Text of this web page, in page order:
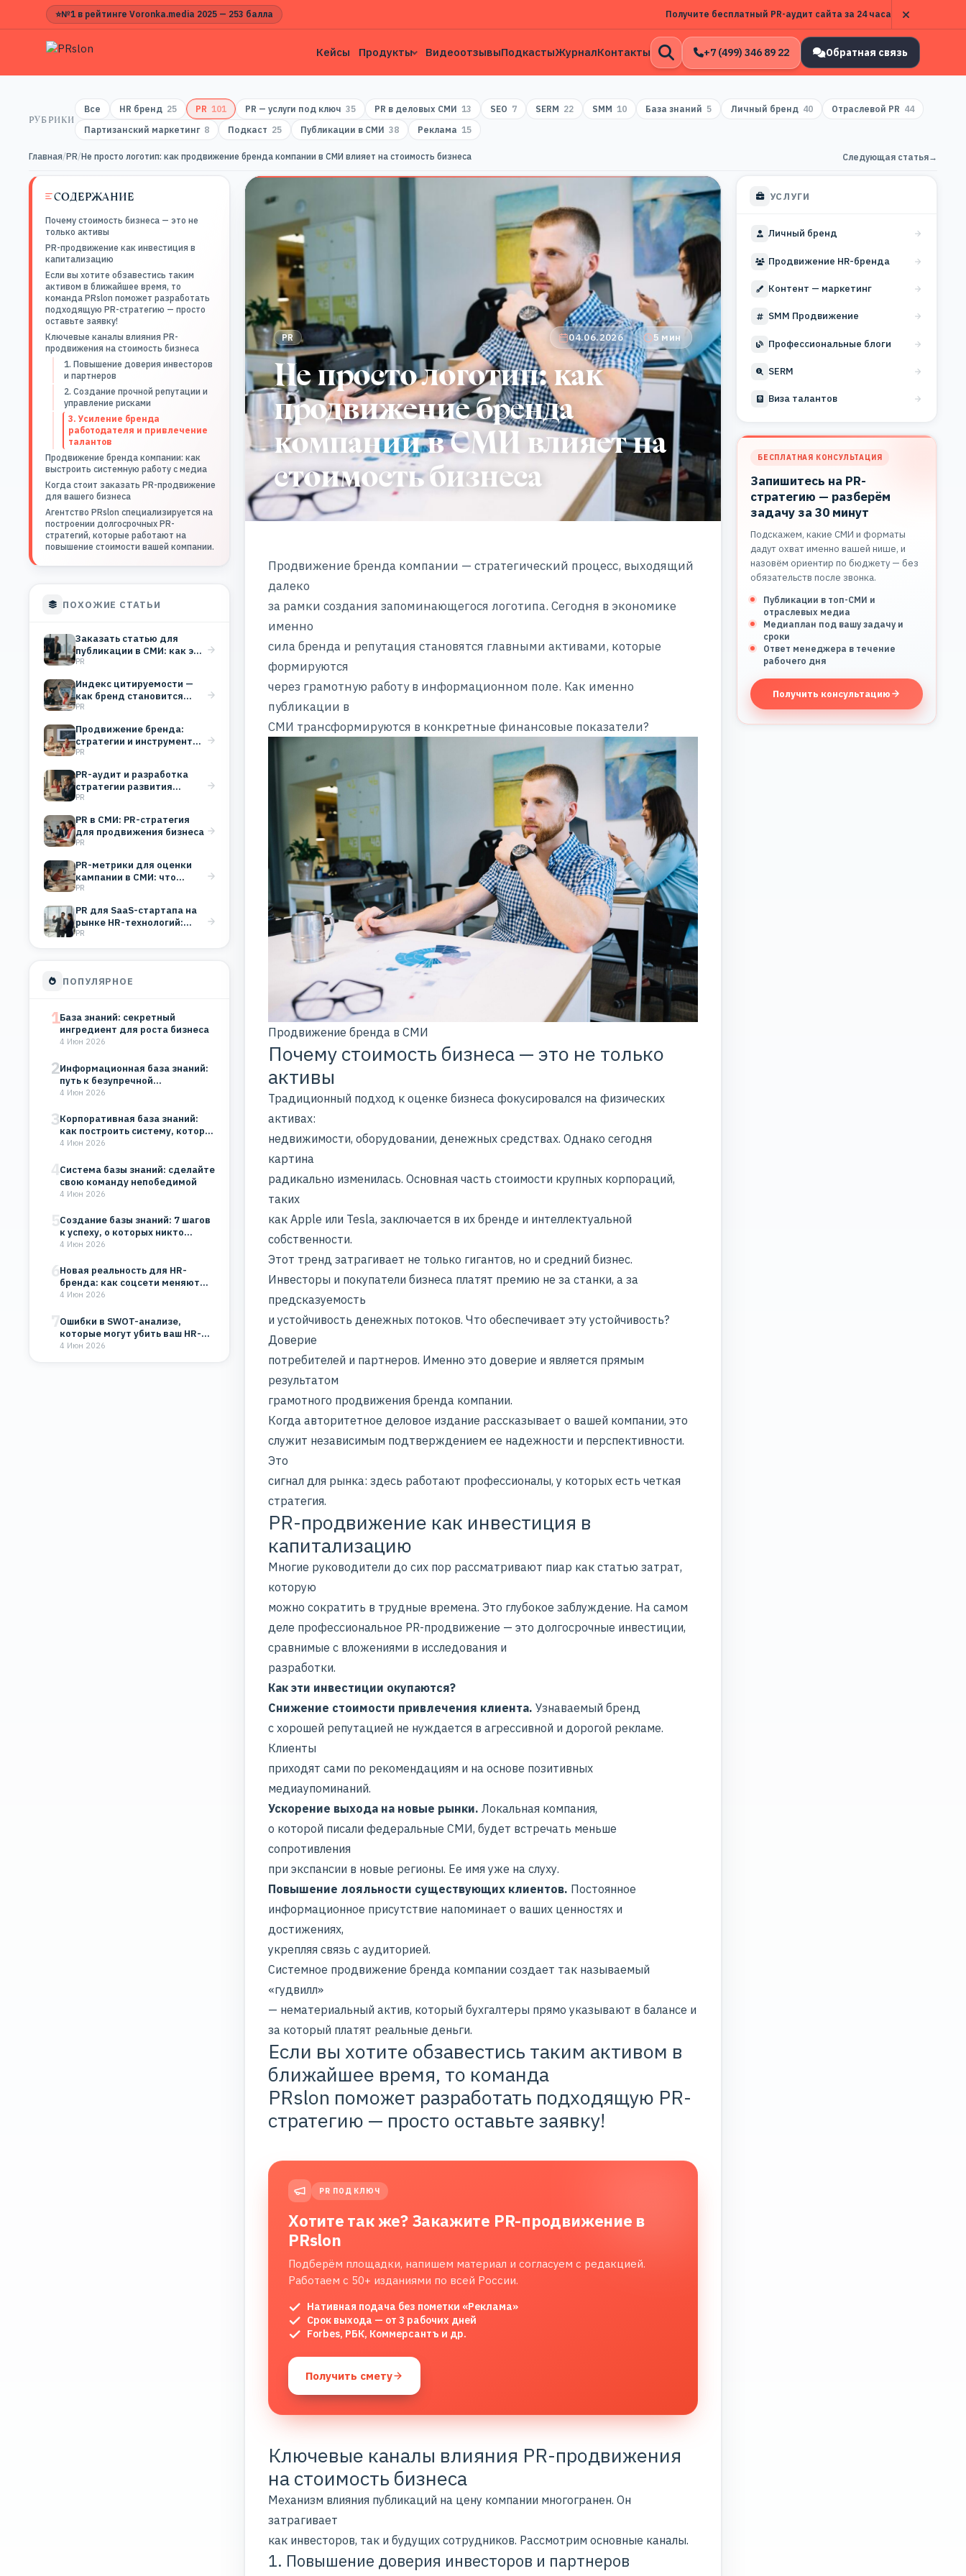
⭐№1 в рейтинге Voronka.media 2025 — 253 балла Получите бесплатный PR-аудит сайта за 24 часа
Кейсы Продукты ВидеоотзывыПодкастыЖурналКонтакты
Открыть
поиск
+7 (499) 346 89 22 Обратная связь
РУБРИКИ
Все HR бренд 25 PR 101 PR — услуги под ключ 35 PR в деловых СМИ 13 SEO 7 SERM 22 SMM 10 База знаний 5 Личный бренд 40 Отраслевой PR 44
Партизанский маркетинг 8 Подкаст 25 Публикации в СМИ 38 Реклама 15
Главная/PR/Не просто логотип: как продвижение бренда компании в СМИ влияет на стоимость бизнеса Следующая статья→
СОДЕРЖАНИЕ
Почему стоимость бизнеса — это не
только активы
PR-продвижение как инвестиция в
капитализацию
Если вы хотите обзавестись таким
активом в ближайшее время, то
команда PRslon поможет разработать
подходящую PR-стратегию — просто
оставьте заявку!
Ключевые каналы влияния PR-
продвижения на стоимость бизнеса
1. Повышение доверия инвесторов
и партнеров
2. Создание прочной репутации и
управление рисками
3. Усиление бренда
работодателя и привлечение
талантов
Продвижение бренда компании: как
выстроить системную работу с медиа
Когда стоит заказать PR-продвижение
для вашего бизнеса
Агентство PRslon специализируется на
построении долгосрочных PR-
стратегий, которые работают на
повышение стоимости вашей компании.
ПОХОЖИЕ СТАТЬИ
Заказать статью для
публикации в СМИ: как это
работает и…
PR
Индекс цитируемости —
как бренд становится
голосом, который
PR
Продвижение бренда:
стратегии и инструменты
для любой отрасли
PR
PR-аудит и разработка
стратегии развития
бизнеса
PR
PR в СМИ: PR-стратегия
для продвижения бизнеса
PR
PR-метрики для оценки
кампании в СМИ: что
измерять и зачем
PR
PR для SaaS-стартапа на
рынке HR-технологий:
стратегия формирования
PR
ПОПУЛЯРНОЕ
1База знаний: секретный
ингредиент для роста бизнеса
4 Июн 2026
2Информационная база знаний:
путь к безупречной
организации
4 Июн 2026
3Корпоративная база знаний:
как построить систему, которая
будет работать на…
4 Июн 2026
4Система базы знаний: сделайте
свою команду непобедимой
4 Июн 2026
5Создание базы знаний: 7 шагов
к успеху, о которых никто…
4 Июн 2026
6Новая реальность для HR-
бренда: как соцсети меняют
восприятие компании
4 Июн 2026
7Ошибки в SWOT-анализе,
которые могут убить ваш HR-
бренд и бизнес
4 Июн 2026
PR 04.06.2026 5 мин
Не просто логотип: как
продвижение бренда
компании в СМИ влияет на
стоимость бизнеса
Продвижение бренда компании — стратегический процесс, выходящий
далеко
за рамки создания запоминающегося логотипа. Сегодня в экономике
именно
сила бренда и репутация становятся главными активами, которые
формируются
через грамотную работу в информационном поле. Как именно
публикации в
СМИ трансформируются в конкретные финансовые показатели?
Продвижение бренда в СМИ
Почему стоимость бизнеса — это не только
активы
Традиционный подход к оценке бизнеса фокусировался на физических
активах:
недвижимости, оборудовании, денежных средствах. Однако сегодня
картина
радикально изменилась. Основная часть стоимости крупных корпораций,
таких
как Apple или Tesla, заключается в их бренде и интеллектуальной
собственности.
Этот тренд затрагивает не только гигантов, но и средний бизнес.
Инвесторы и покупатели бизнеса платят премию не за станки, а за
предсказуемость
и устойчивость денежных потоков. Что обеспечивает эту устойчивость?
Доверие
потребителей и партнеров. Именно это доверие и является прямым
результатом
грамотного продвижения бренда компании.
Когда авторитетное деловое издание рассказывает о вашей компании, это
служит независимым подтверждением ее надежности и перспективности.
Это
сигнал для рынка: здесь работают профессионалы, у которых есть четкая
стратегия.
PR-продвижение как инвестиция в
капитализацию
Многие руководители до сих пор рассматривают пиар как статью затрат,
которую
можно сократить в трудные времена. Это глубокое заблуждение. На самом
деле профессиональное PR-продвижение — это долгосрочные инвестиции,
сравнимые с вложениями в исследования и
разработки.
Как эти инвестиции окупаются?
Снижение стоимости привлечения клиента. Узнаваемый бренд
с хорошей репутацией не нуждается в агрессивной и дорогой рекламе.
Клиенты
приходят сами по рекомендациям и на основе позитивных
медиаупоминаний.
Ускорение выхода на новые рынки. Локальная компания,
о которой писали федеральные СМИ, будет встречать меньше
сопротивления
при экспансии в новые регионы. Ее имя уже на слуху.
Повышение лояльности существующих клиентов. Постоянное
информационное присутствие напоминает о ваших ценностях и
достижениях,
укрепляя связь с аудиторией.
Системное продвижение бренда компании создает так называемый
«гудвилл»
— нематериальный актив, который бухгалтеры прямо указывают в балансе и
за который платят реальные деньги.
Если вы хотите обзавестись таким активом в
ближайшее время, то команда
PRslon поможет разработать подходящую PR-
стратегию — просто оставьте заявку!
PR ПОД КЛЮЧ
Хотите так же? Закажите PR-продвижение в
PRslon
Подберём площадки, напишем материал и согласуем с редакцией.
Работаем с 50+ изданиями по всей России.
Нативная подача без пометки «Реклама»
Срок выхода — от 3 рабочих дней
Forbes, РБК, Коммерсантъ и др.
Получить смету
Ключевые каналы влияния PR-продвижения
на стоимость бизнеса
Механизм влияния публикаций на цену компании многогранен. Он
затрагивает
как инвесторов, так и будущих сотрудников. Рассмотрим основные каналы.
1. Повышение доверия инвесторов и партнеров
УСЛУГИ
Личный бренд
Продвижение HR-бренда
Контент — маркетинг
SMM Продвижение
Профессиональные блоги
SERM
Виза талантов
БЕСПЛАТНАЯ КОНСУЛЬТАЦИЯ
Запишитесь на PR-
стратегию — разберём
задачу за 30 минут
Подскажем, какие СМИ и форматы
дадут охват именно вашей нише, и
назовём ориентир по бюджету — без
обязательств после звонка.
Публикации в топ-СМИ и
отраслевых медиа
Медиаплан под вашу задачу и
сроки
Ответ менеджера в течение
рабочего дня
Получить консультацию